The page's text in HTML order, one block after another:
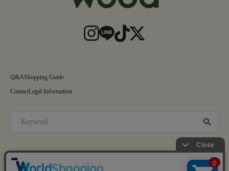
Q&AShopping Guide
ContactLegal Information
送料 ： 全国一律¥880